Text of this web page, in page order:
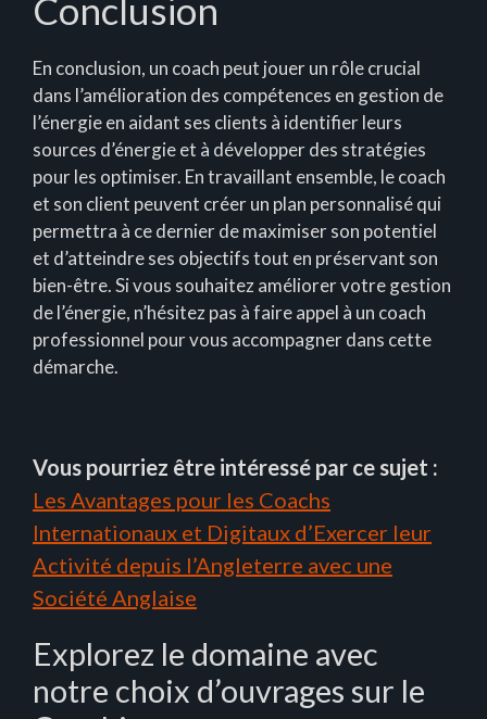
Conclusion
En conclusion, un coach peut jouer un rôle crucial
dans l’amélioration des compétences en gestion de
l’énergie en aidant ses clients à identifier leurs
sources d’énergie et à développer des stratégies
pour les optimiser. En travaillant ensemble, le coach
et son client peuvent créer un plan personnalisé qui
permettra à ce dernier de maximiser son potentiel
et d’atteindre ses objectifs tout en préservant son
bien-être. Si vous souhaitez améliorer votre gestion
de l’énergie, n’hésitez pas à faire appel à un coach
professionnel pour vous accompagner dans cette
démarche.
Vous pourriez être intéressé par ce sujet :
Les Avantages pour les Coachs
Internationaux et Digitaux d’Exercer leur
Activité depuis l’Angleterre avec une
Société Anglaise
Explorez le domaine avec
notre choix d’ouvrages sur le